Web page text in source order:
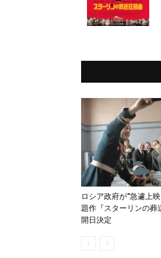
ロシア政府が“急遽上
題作『スターリンの葬
開日決定